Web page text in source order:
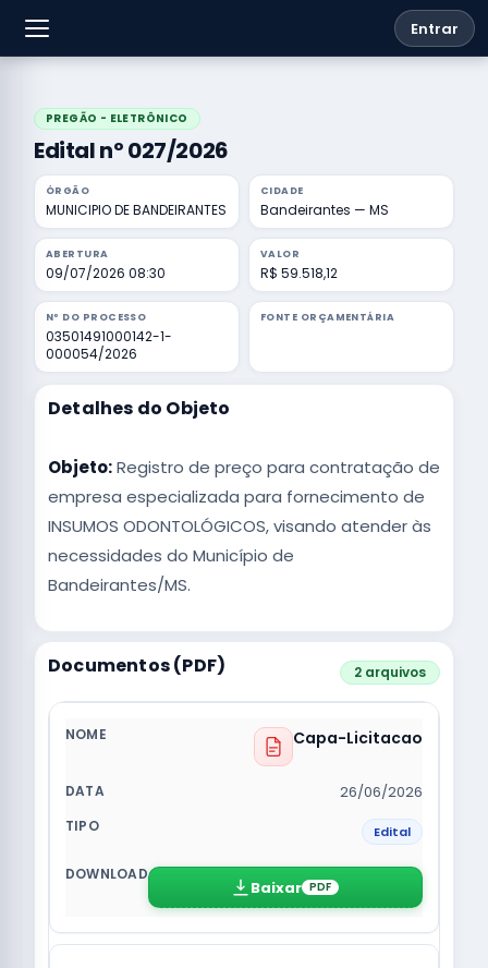
Entrar
PREGÃO - ELETRÔNICO
Edital nº 027/2026
ÓRGÃO
MUNICIPIO DE BANDEIRANTES
CIDADE
Bandeirantes — MS
ABERTURA
09/07/2026 08:30
VALOR
R$ 59.518,12
Nº DO PROCESSO
03501491000142-1-
000054/2026
FONTE ORÇAMENTÁRIA
Detalhes do Objeto
Objeto:Registro de preço para contratação de
empresa especializada para fornecimento de
INSUMOS ODONTOLÓGICOS, visando atender às
necessidades do Município de
Bandeirantes/MS.
Documentos (PDF) 2 arquivos
Capa-Licitacao
26/06/2026
Edital
Baixar PDF